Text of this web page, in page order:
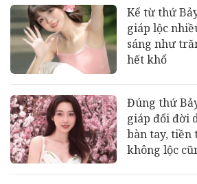
Kể từ thứ
giáp lộc
sáng như
hết khổ
Đúng thứ
giáp đổi đời
bàn tay, tiền
không lộc